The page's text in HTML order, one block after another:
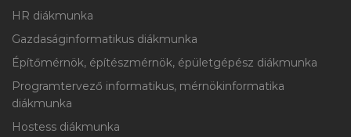
HR diákmunka
Gazdaságinformatikus diákmunka
Építőmérnök, építészmérnök, épületgépész diákmunka
Programtervező informatikus, mérnökinformatika
diákmunka
Hostess diákmunka